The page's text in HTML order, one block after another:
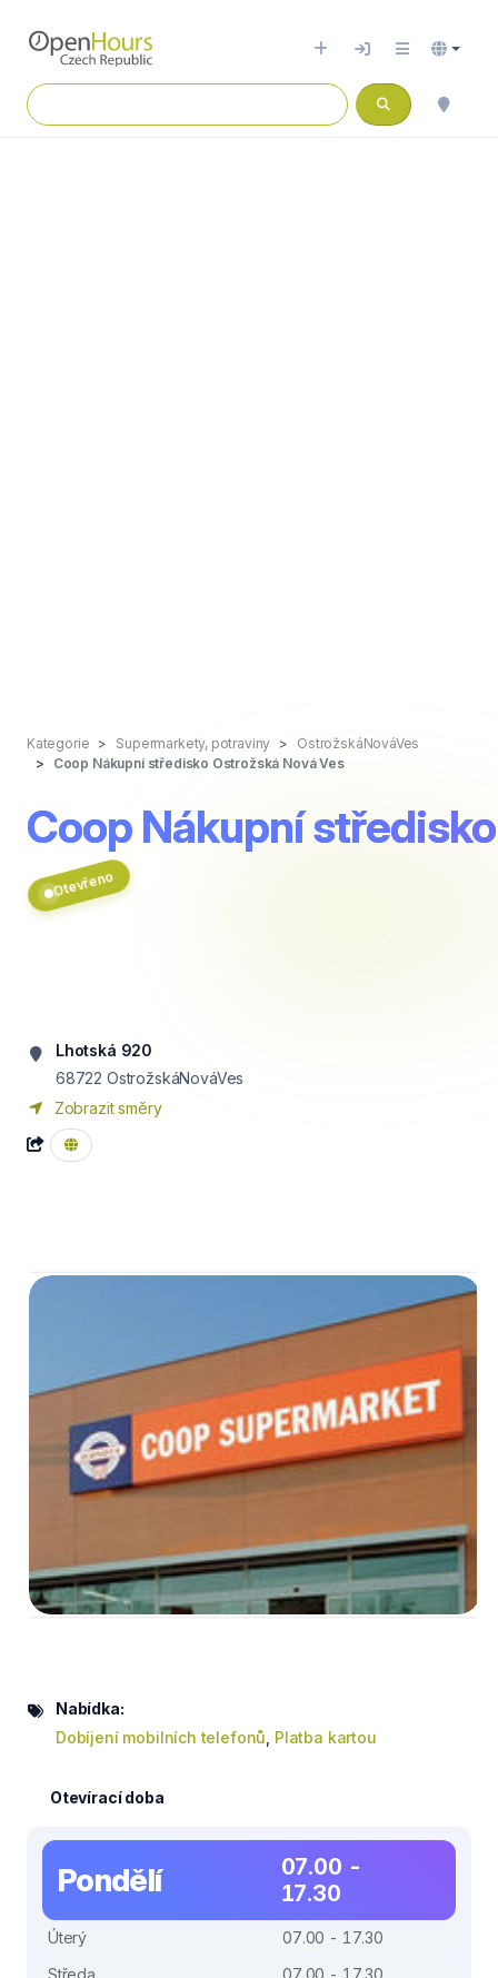
Kategorie Supermarkety, potraviny
OstrožskáNováVes
Coop Nákupní středisko Ostrožská Nová Ves
Coop Nákupní
Otevřeno
Lhotská 920
68722 OstrožskáNováVes
Zobrazit směry
Nabídka:
Dobíjení mobilních telefonů Platba kartou
Otevírací doba
Pondělí
07.00 -
17.30
Úterý
07.00 - 17.30
Středa
07.00 - 17.30